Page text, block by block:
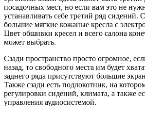
посадочных мест, но если вам это не
устанавливать себе третий ряд сидений.
большие мягкие кожаные кресла с
Цвет обшивки кресел и всего салона
может выбрать.
Сзади пространство просто огромное,
назад, то свободного места им будет
заднего ряда присутствуют большие
Также сзади есть подлокотник, на
регулировки сидений, климата, а также
управления аудиосистемой.